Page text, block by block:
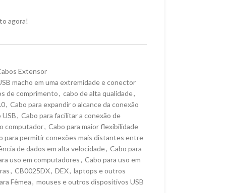
agora!
Extensor
macho em uma extremidade e conector
de comprimento, cabo de alta qualidade,
, Cabo para expandir o alcance da conexão
, Cabo para facilitar a conexão de
computador, Cabo para maior flexibilidade
para permitir conexões mais distantes entre
de dados em alta velocidade, Cabo para
uso em computadores, Cabo para uso em
, CB0025DX, DEX, laptops e outros
Fêmea, mouses e outros dispositivos USB